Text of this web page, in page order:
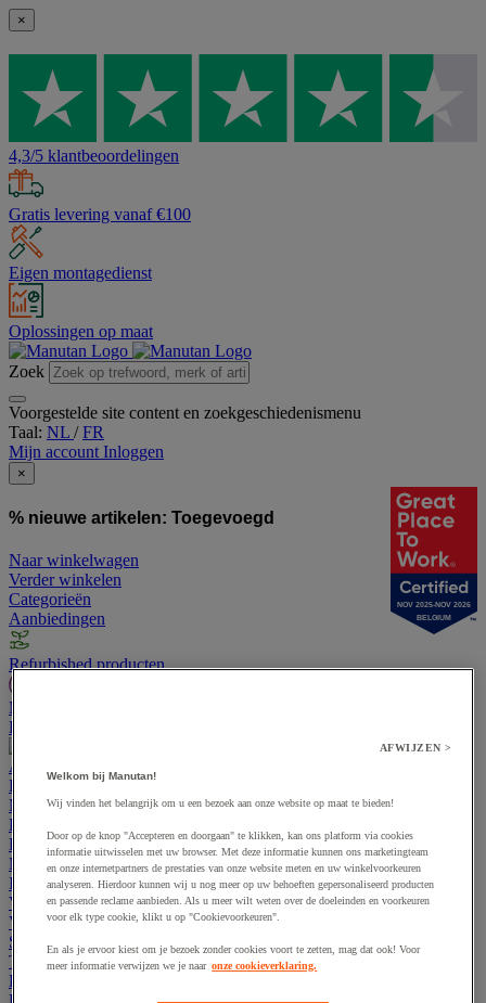
×
4,3/5 klantbeoordelingen
Gratis levering vanaf €100
Eigen montagedienst
Oplossingen op maat
Zoek
Voorgestelde site content en zoekgeschiedenismenu
Taal: NL /FR
Mijn account Inloggen
×
% nieuwe artikelen: Toegevoegd
Naar winkelwagen
Verder winkelen
Categorieën
Aanbiedingen
Refurbished producten
Manutan EXPERT
Bestelling volgen
Aanbiedingen
Duurzame producten
Manutan EXPERT
Bestelling volgen
Kantoor
Magazijn en werkplaats
Industriële benodigdheden en gereedschap
Verpakking en opslag
Veiligheid en gezondheid
Sport en vrije tijd
Terrein
Hygiëne
NOV 2025-NOV 2026
BELGIUM
AFWIJZEN >
Welkom bij Manutan!
Wij vinden het belangrijk om u een bezoek aan onze website op maat te bieden!
Door op de knop "Accepteren en doorgaan" te klikken, kan ons platform via cookies
informatie uitwisselen met uw browser. Met deze informatie kunnen ons marketingteam
en onze internetpartners de prestaties van onze website meten en uw winkelvoorkeuren
analyseren. Hierdoor kunnen wij u nog meer op uw behoeften gepersonaliseerd producten
en passende reclame aanbieden. Als u meer wilt weten over de doeleinden en voorkeuren
voor elk type cookie, klikt u op "Cookievoorkeuren".
En als je ervoor kiest om je bezoek zonder cookies voort te zetten, mag dat ook! Voor
meer informatie verwijzen we je naar onze cookieverklaring.